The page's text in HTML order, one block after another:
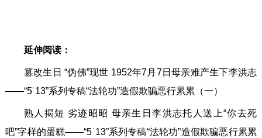
延伸阅读：
篡改生日 “伪佛”现世 1952年7月7日母亲难产生下李洪志
——“5˙13”系列专稿“法轮功”造假欺骗恶行累累（一）
熟人揭短 劣迹昭昭 母亲生日李洪志托人送上“你去死
吧”字样的蛋糕——“5˙13”系列专稿“法轮功”造假欺骗恶行累累